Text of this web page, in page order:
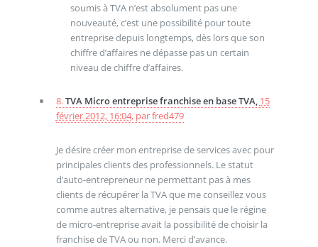
soumis à TVA n’est absolument pas une
nouveauté, c’est une possibilité pour toute
entreprise depuis longtemps, dès lors que son
chiffre d’affaires ne dépasse pas un certain
niveau de chiffre d’affaires.
8.TVA Micro entreprise franchise en base TVA, 15
février 2012, 16:04, parfred479
Je désire créer mon entreprise de services avec pour
principales clients des professionnels. Le statut
d’auto-entrepreneur ne permettant pas à mes
clients de récupérer la TVA que me conseillez vous
comme autres alternative, je pensais que le régine
de micro-entreprise avait la possibilité de choisir la
franchise de TVA ou non. Merci d’avance.